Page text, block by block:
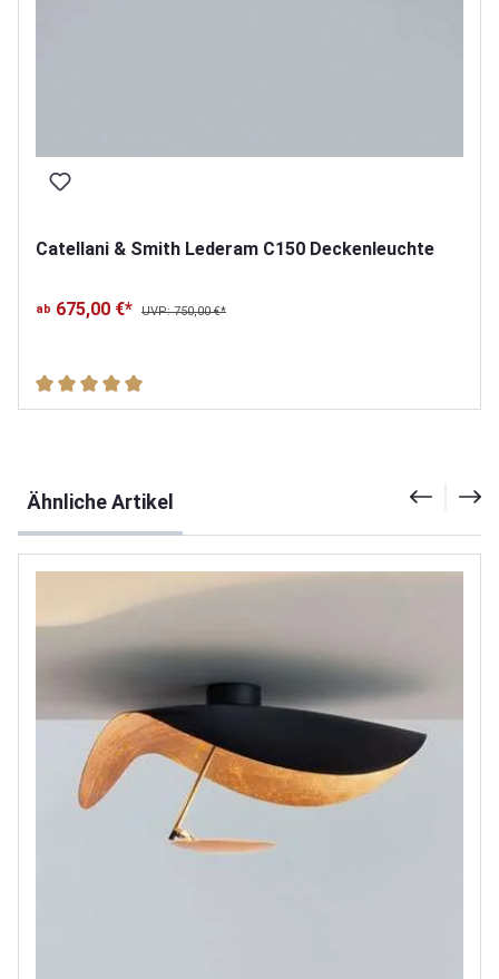
Catellani & Smith Lederam C150 Deckenleuchte
ab 675,00 €* UVP: 750,00 €*
Durchschnittliche Bewertung von 5 von 5 Sternen
Ähnliche Artikel